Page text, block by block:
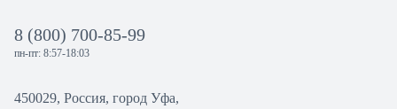
8 (800) 700-85-99
пн-пт: 8:57-18:03
450029, Россия, город Уфа,